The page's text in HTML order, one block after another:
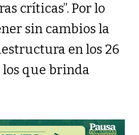
críticas”. Por lo
sin cambios la
en los 26
que brinda